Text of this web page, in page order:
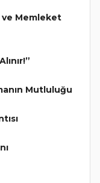
ve Memleket
Mutluluğu